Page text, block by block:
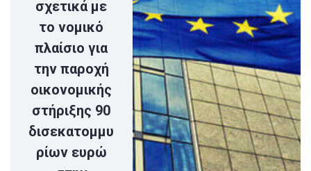
σχετικά με
το νομικό
πλαίσιο για
την παροχή
οικονομικής
στήριξης 90
δισεκατομμυ
ρίων ευρώ